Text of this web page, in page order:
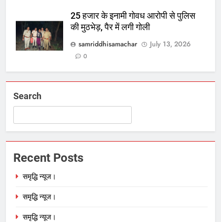
25 हजार के इनामी गोवध आरोपी से पुलिस
की मुठभेड़, पैर में लगी गोली
samriddhisamachar
July 13, 2026
0
Search
Recent Posts
समृद्धि न्यूज।
समृद्धि न्यूज।
समृद्धि न्यूज।